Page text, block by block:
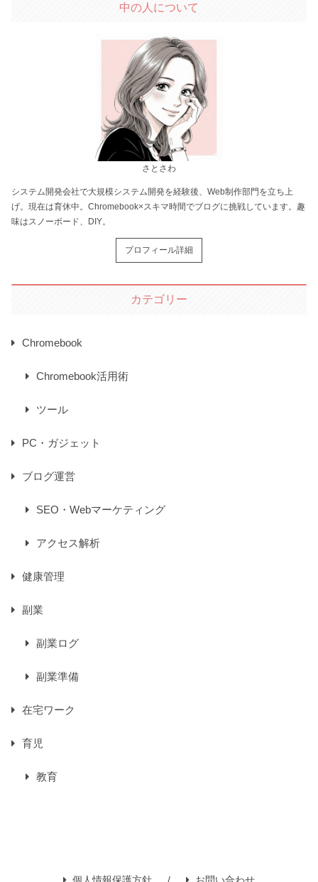
中の人について
さとさわ
システム開発会社で大規模システム開発を経験後、Web制作部門を立ち上
げ。現在は育休中。Chromebook×スキマ時間でブログに挑戦しています。趣
味はスノーボード、DIY。
プロフィール詳細
カテゴリー
Chromebook
Chromebook活用術
ツール
PC・ガジェット
ブログ運営
SEO・Webマーケティング
アクセス解析
健康管理
副業
副業ログ
副業準備
在宅ワーク
育児
教育
個人情報保護方針 お問い合わせ